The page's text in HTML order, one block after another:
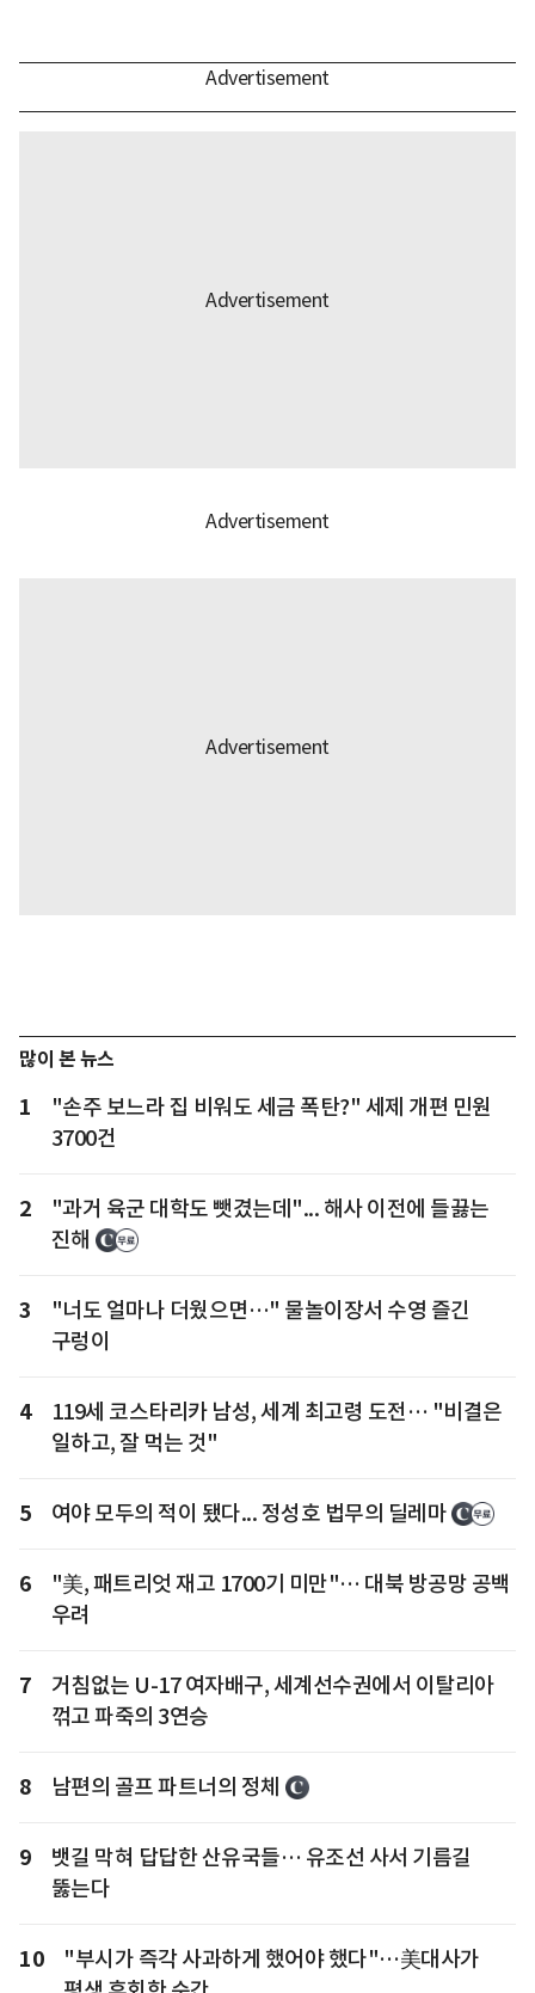
많이 본 뉴스
1
"손주 보느라 집 비워도 세금 폭탄?" 세제 개편 민원
3700건
2
"과거 육군 대학도 뺏겼는데"... 해사 이전에 들끓는
진해
3
"너도 얼마나 더웠으면…" 물놀이장서 수영 즐긴
구렁이
4
119세 코스타리카 남성, 세계 최고령 도전… "비결은
일하고, 잘 먹는 것"
5 여야 모두의 적이 됐다... 정성호 법무의 딜레마
6
"美, 패트리엇 재고 1700기 미만"… 대북 방공망 공백
우려
7
거침없는 U-17 여자배구, 세계선수권에서 이탈리아
꺾고 파죽의 3연승
8 남편의 골프 파트너의 정체
9
뱃길 막혀 답답한 산유국들… 유조선 사서 기름길
뚫는다
10
"부시가 즉각 사과하게 했어야 했다"…美대사가